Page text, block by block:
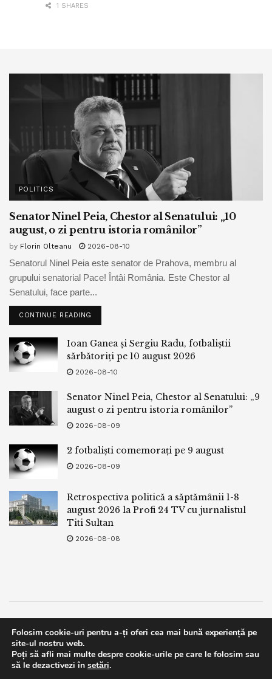
1 SHARES
POLITICS
Senator Ninel Peia, Chestor al Senatului: „10
august, o zi pentru istoria românilor”
by Florin Olteanu 2026-08-10
Senatorul Ninel Peia este senator de Prahova, membru al
grupului senatorial Pace! Întâi România. Este Chestor al
Senatului, face parte...
CONTINUE READING
Ioan Ganea și Sergiu Radu, fotbaliștii
sărbătoriți pe 10 august 2026
2026-08-10
Senator Ninel Peia, Chestor al Senatului: „9
august o zi pentru istoria românilor”
2026-08-09
2 fotbaliști comemorați pe 9 august
2026-08-09
Retrospectiva politică a săptămânii 1-8
august 2026 la Profi 24 TV cu jurnalistul
Titi Sultan
2026-08-08
Termeni si conditii
Politica de confidentialitate
Facebook
Contact
© 2019bpnews- Business & Politics News
Folosim cookie-uri pentru a-ți oferi cea mai bună experiență pe
site-ul nostru web.
Poți să afli mai multe despre cookie-urile pe care le folosim sau
să le dezactivezi în setări.
This website uses GDPR cookies. By continuing to use this